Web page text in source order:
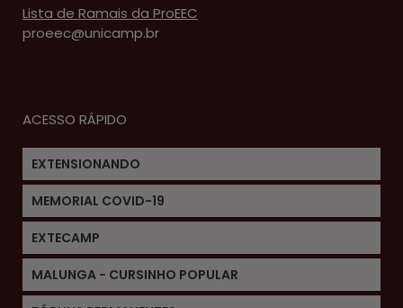
Lista de Ramais da ProEEC
proeec@unicamp.br
ACESSO RÁPIDO
EXTENSIONANDO
MEMORIAL COVID-19
EXTECAMP
MALUNGA - CURSINHO POPULAR